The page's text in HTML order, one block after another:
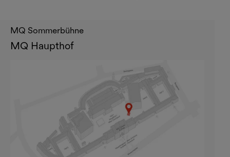
MQ Sommerbühne
MQ Haupthof